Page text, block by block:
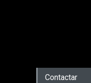
Contactar